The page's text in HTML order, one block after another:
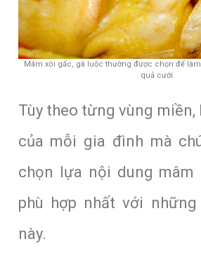
Mâm xôi gấc, gà luộc thường được chọn để
quả cưới.
Tùy theo từng vùng miền,
của mỗi gia đình mà
chọn lựa nội dung mâm
phù hợp nhất với
này.